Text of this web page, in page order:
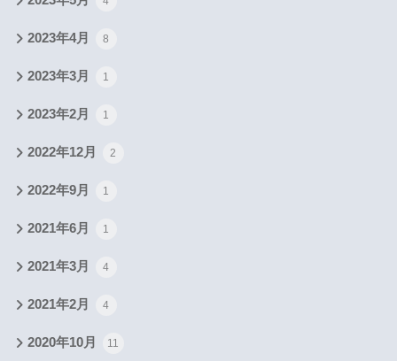
2023年4月 8
2023年3月 1
2023年2月 1
2022年12月 2
2022年9月 1
2021年6月 1
2021年3月 4
2021年2月 4
2020年10月 11